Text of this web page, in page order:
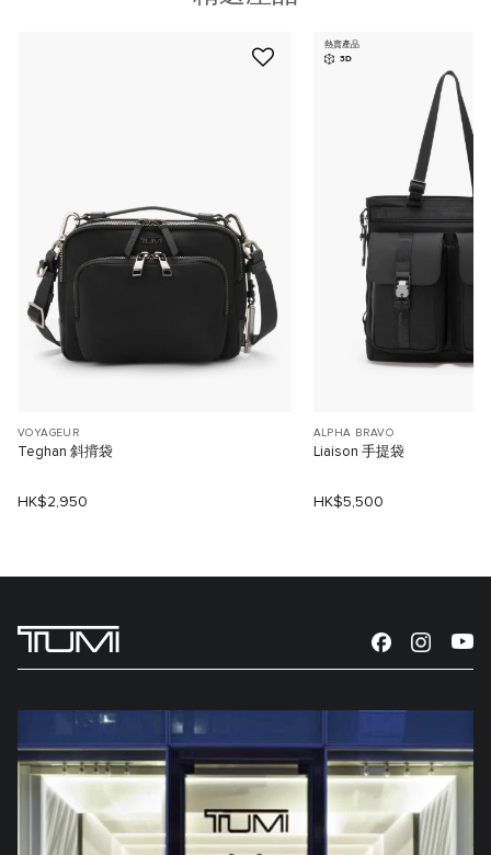
VOYAGEUR
Teghan 斜揹袋
HK$2,950
熱賣產品
3D
ALPHA BRAVO
Liaison 手提袋
HK$5,500